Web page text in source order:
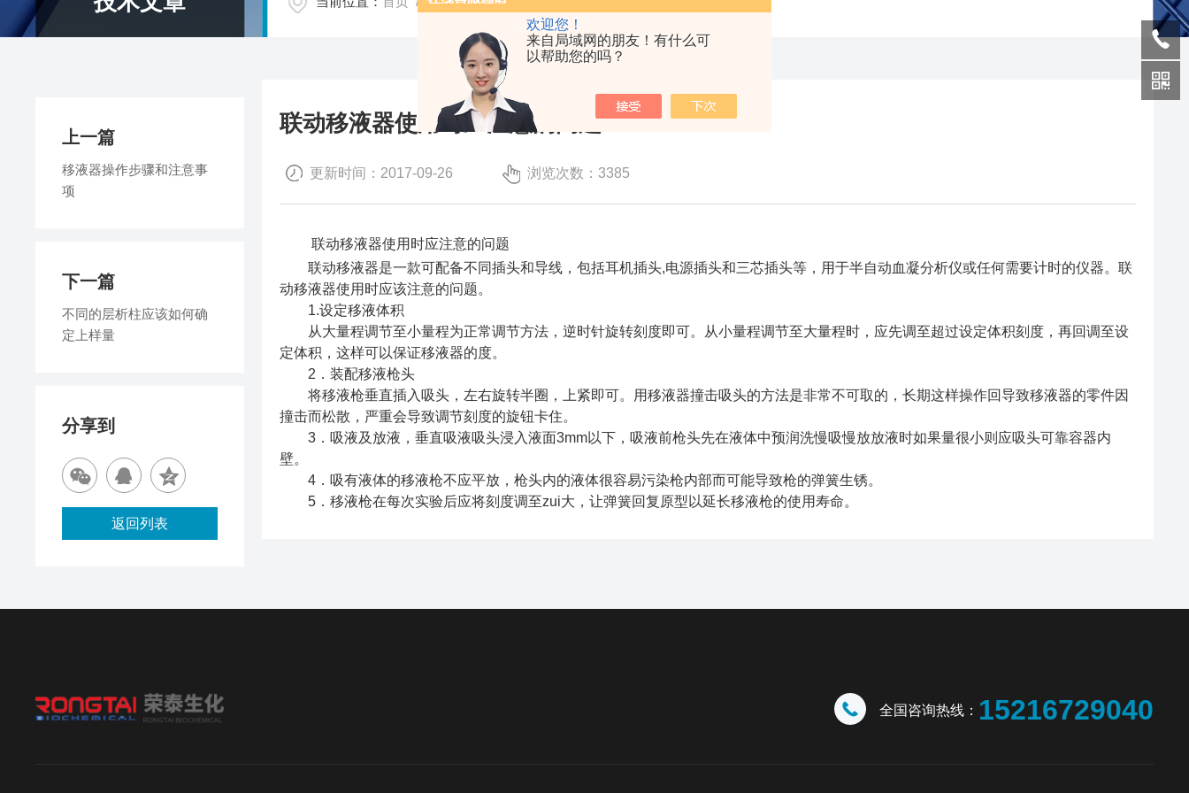
欢迎您！
来自局域网的朋友！有什么可
以帮助您的吗？
联动移液器使用时应注意的问题
更新时间：2017-09-26 浏览次数：3385
联动移液器使用时应注意的问题
联动移液器是一款可配备不同插头和导线，包括耳机插头,电源插头和三芯插头等，用于半自动血凝分析仪或任何需要计时的仪器。联
动移液器使用时应该注意的问题。
1.设定移液体积
从大量程调节至小量程为正常调节方法，逆时针旋转刻度即可。从小量程调节至大量程时，应先调至超过设定体积刻度，再回调至设
定体积，这样可以保证移液器的度。
2．装配移液枪头
将移液枪垂直插入吸头，左右旋转半圈，上紧即可。用移液器撞击吸头的方法是非常不可取的，长期这样操作回导致移液器的零件因
撞击而松散，严重会导致调节刻度的旋钮卡住。
3．吸液及放液，垂直吸液吸头浸入液面3mm以下，吸液前枪头先在液体中预润洗慢吸慢放放液时如果量很小则应吸头可靠容器内
壁。
4．吸有液体的移液枪不应平放，枪头内的液体很容易污染枪内部而可能导致枪的弹簧生锈。
5．移液枪在每次实验后应将刻度调至zui大，让弹簧回复原型以延长移液枪的使用寿命。
上一篇
移液器操作步骤和注意事
项
下一篇
不同的层析柱应该如何确
定上样量
分享到
返回列表
全国咨询热线： 15216729040